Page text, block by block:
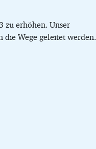
zu erhöhen. Unser
Wege geleitet werden.